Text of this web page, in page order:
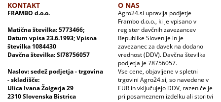
KONTAKT
FRAMBO d.o.o.
Matična številka: 5773466;
Datum vpisa 23.6.1993; Vpisna
številka 1084430
Davčna številka: SI78756057
Naslov: sedež podjetja - trgovina
- skladišče:
Ulica Ivana Žolgerja 29
2310 Slovenska Bistrica
O NAS
Agro24.si upravlja podjetje
Frambo d.o.o., ki je vpisano v
register davčnih zavezancev
Republike Slovenije in je
zavezanec za davek na dodano
vrednost (DDV). Davčna številka
podjetja je 78756057.
Vse cene, objavljene v spletni
trgovini Agro24.si, so navedene v
EUR in vključujejo DDV, razen če je
pri posameznem izdelku ali storitvi